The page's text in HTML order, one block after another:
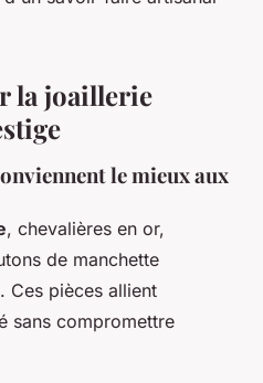
la joaillerie
le mieux aux
, chevalières en or,
de manchette
Ces pièces allient
sans compromettre